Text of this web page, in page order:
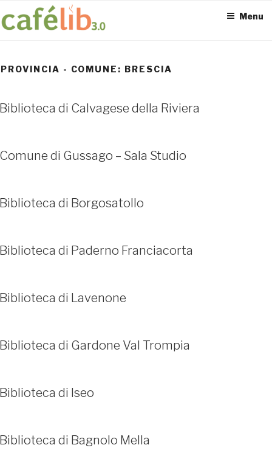
al
Menu
PROVINCIA - COMUNE: BRESCIA
Biblioteca di Calvagese della Riviera
Comune di Gussago – Sala Studio
Biblioteca di Borgosatollo
Biblioteca di Paderno Franciacorta
Biblioteca di Lavenone
Biblioteca di Gardone Val Trompia
Biblioteca di Iseo
Biblioteca di Bagnolo Mella